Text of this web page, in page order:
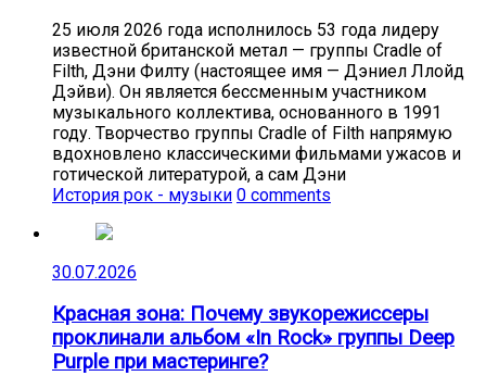
25 июля 2026 года исполнилось 53 года лидеру
известной британской метал — группы Cradle of
Filth, Дэни Филту (настоящее имя — Дэниел Ллойд
Дэйви). Он является бессменным участником
музыкального коллектива, основанного в 1991
году. Творчество группы Cradle of Filth напрямую
вдохновлено классическими фильмами ужасов и
готической литературой, а сам Дэни
История рок - музыки 0 comments
30.07.2026
Красная зона: Почему звукорежиссеры
проклинали альбом «In Rock» группы Deep
Purple при мастеринге?